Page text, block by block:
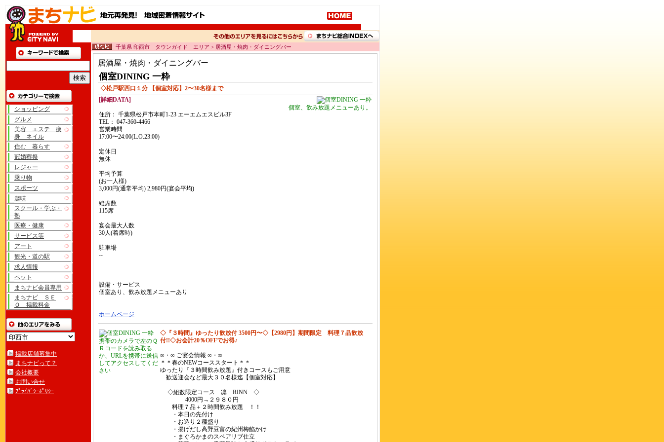
ショッピング
グルメ
美容 エステ 痩
身 ネイル
住む 暮らす
冠婚葬祭
レジャー
乗り物
スポーツ
趣味
スクール・学ぶ・
塾
医療・健康
サービス等
アート
観光・道の駅
求人情報
ペット
まちナビ会員専用
まちナビ ＳＥ
Ｏ 掲載料金
掲載店舗募集中
まちナビって？
会社概要
お問い合せ
ﾌﾟﾗｲﾊﾞｼｰﾎﾟﾘｼｰ
千葉県 印西市 タウンガイド エリア > 居酒屋・焼肉・ダイニングバー
居酒屋・焼肉・ダイニングバー
個室DINING 一粋
◇松戸駅西口１分 【個室対応】2〜30名様まで
[詳細DATA]
住所： 千葉県松戸市本町1-23 エーエムエスビル3F
TEL： 047-360-4466
営業時間
17:00〜24:00(L.O.23:00)
定休日
無休
平均予算
(お一人様)
3,000円(通常平均) 2,980円(宴会平均)
総席数
115席
宴会最大人数
30人(着席時)
駐車場
--
設備・サービス
個室あり、飲み放題メニューあり
ホームページ
個室、飲み放題メニューあり。
携帯のカメラで左のＱ
Ｒコードを読み取る
か、URLを携帯に送信
してアクセスしてくだ
さい
◇『３時間』ゆったり飲放付 3500円〜◇【2980円】期間限定 料理７品飲放
付!!◇お会計20％OFFでお得♪
∞・∞ ご宴会情報 ∞・∞
＊＊春のNEWコーススタート＊＊
ゆったり『３時間飲み放題』付きコースもご用意
歓送迎会など最大３０名様迄【個室対応】
◇組数限定コース 凛 RINN ◇
4000円→２９８０円
料理７品＋２時間飲み放題 ！！
・本日の先付け
・お造り２種盛り
・揚げだし高野豆富の紀州梅餡かけ
・まぐろかまのスペアリブ仕立